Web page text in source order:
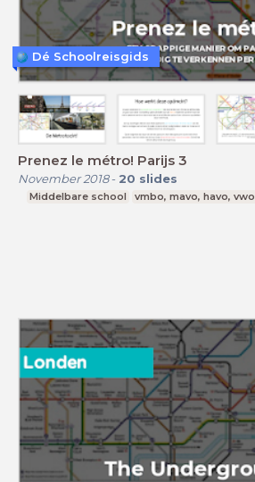
Prenez le métro! Parijs 3
November 2018- 20 slides
Middelbare school vmbo, mavo, havo, vwo
Dé Schoolreisgids